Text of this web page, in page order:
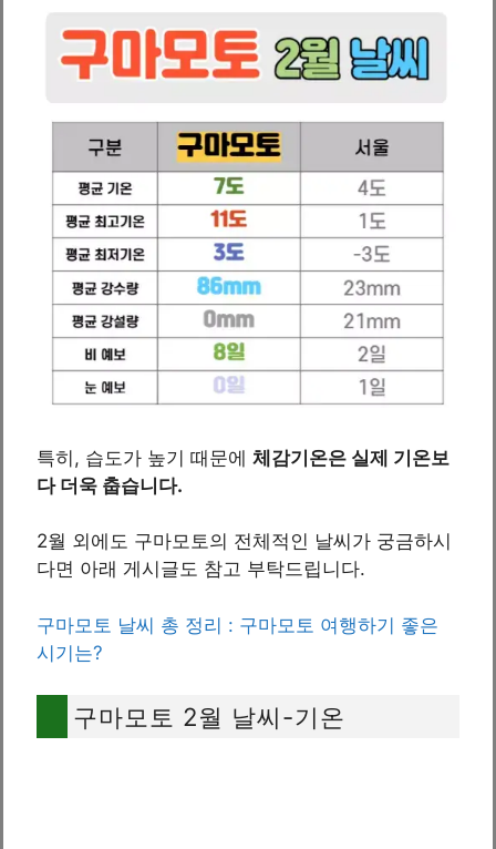
특히, 습도가 높기 때문에 체감기온은 실제 기온보
다 더욱 춥습니다.
2월 외에도 구마모토의 전체적인 날씨가 궁금하시
다면 아래 게시글도 참고 부탁드립니다.
구마모토 날씨 총 정리 : 구마모토 여행하기 좋은
시기는?
구마모토 2월 날씨-기온